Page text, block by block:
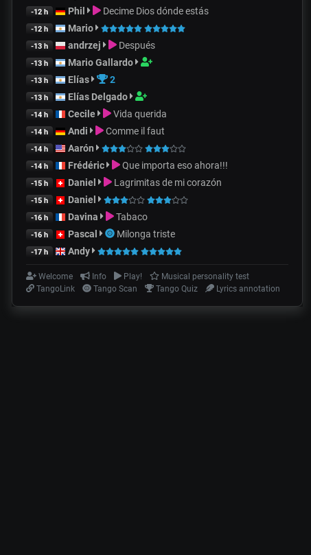
-12 h Phil Decime Dios dónde estás
-12 h Mario
-13 h andrzej Después
-13 h Mario Gallardo
-13 h Elías 2
-13 h Elías Delgado
-14 h Cecile Vida querida
-14 h Andi Comme il faut
-14 h Aarón
-14 h Frédéric Que importa eso ahora!!!
-15 h Daniel Lagrimitas de mi corazón
-15 h Daniel
-16 h Davina Tabaco
-16 h Pascal Milonga triste
-17 h Andy
Welcome Info Play!
Musical personality test
TangoLink
Tango Scan Tango Quiz Lyrics annotation